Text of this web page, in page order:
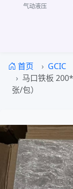
气动液压
首页 GCIC
马口铁板
张/包）